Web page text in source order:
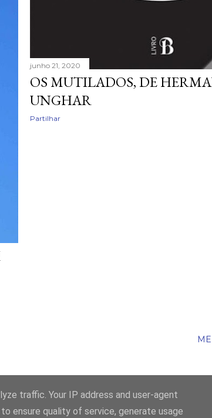
junho 21, 2020
OS MUTILADOS, DE
UNGHAR
Partilhar
tecnologia do Blogger
traffic. Your IP address and user-agent
ensure quality of service, generate usage